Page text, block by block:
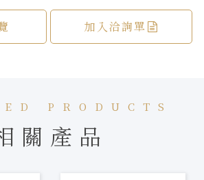
加入洽詢單
PRODUCTS
關產品